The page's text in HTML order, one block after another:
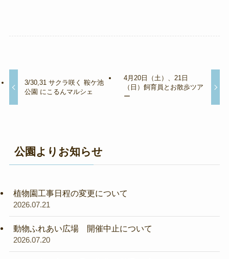
3/30,31 サクラ咲く 鞍ケ池
公園 にこるんマルシェ
4月20日（土）、21日
（日）飼育員とお散歩ツア
ー
公園よりお知らせ
植物園工事日程の変更について
2026.07.21
動物ふれあい広場 開催中止について
2026.07.20